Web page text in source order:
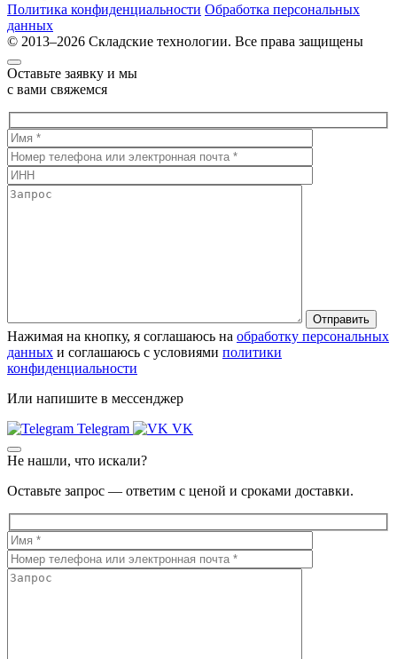
Политика конфиденциальности Обработка персональных
данных
© 2013–2026 Складские технологии. Все права защищены
Оставьте заявку и мы
с вами свяжемся
Нажимая на кнопку, я соглашаюсь на обработку персональных
данных и соглашаюсь с условиями политики
конфиденциальности
Или напишите в мессенджер
Telegram
VK
Не нашли, что искали?
Оставьте запрос — ответим с ценой и сроками доставки.